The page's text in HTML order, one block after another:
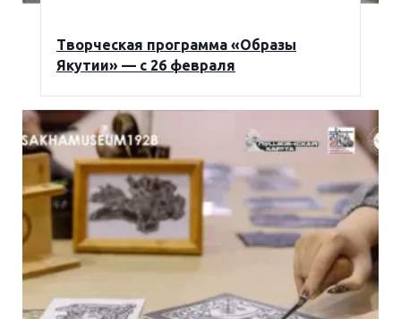
Творческая программа «Образы
Якутии» — с 26 февраля